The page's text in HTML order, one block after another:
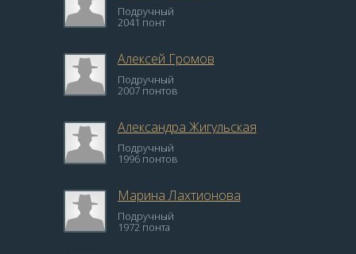
Подручный
2041 понт
Алексей Громов
Подручный
2007 понтов
Александра Жигульская
Подручный
1996 понтов
Марина Лахтионова
Подручный
1972 понта